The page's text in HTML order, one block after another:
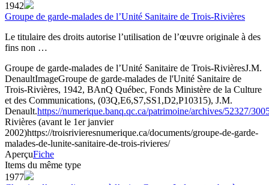
1942
Groupe de garde-malades de l’Unité Sanitaire de Trois-Rivières
Le titulaire des droits autorise l’utilisation de l’œuvre originale à des
fins non …
Groupe de garde-malades de l’Unité Sanitaire de Trois-RivièresJ.M.
DenaultImageGroupe de garde-malades de l'Unité Sanitaire de
Trois-Rivières, 1942, BAnQ Québec, Fonds Ministère de la Culture
et des Communications, (03Q,E6,S7,SS1,D2,P10315), J.M.
Denault.https://numerique.banq.qc.ca/patrimoine/archives/52327/
Rivières (avant le 1er janvier
2002)https://troisrivieresnumerique.ca/documents/groupe-de-garde-
malades-de-lunite-sanitaire-de-trois-rivieres/
AperçuFiche
Items du même type
1977